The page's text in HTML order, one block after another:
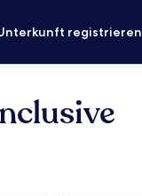
registrieren